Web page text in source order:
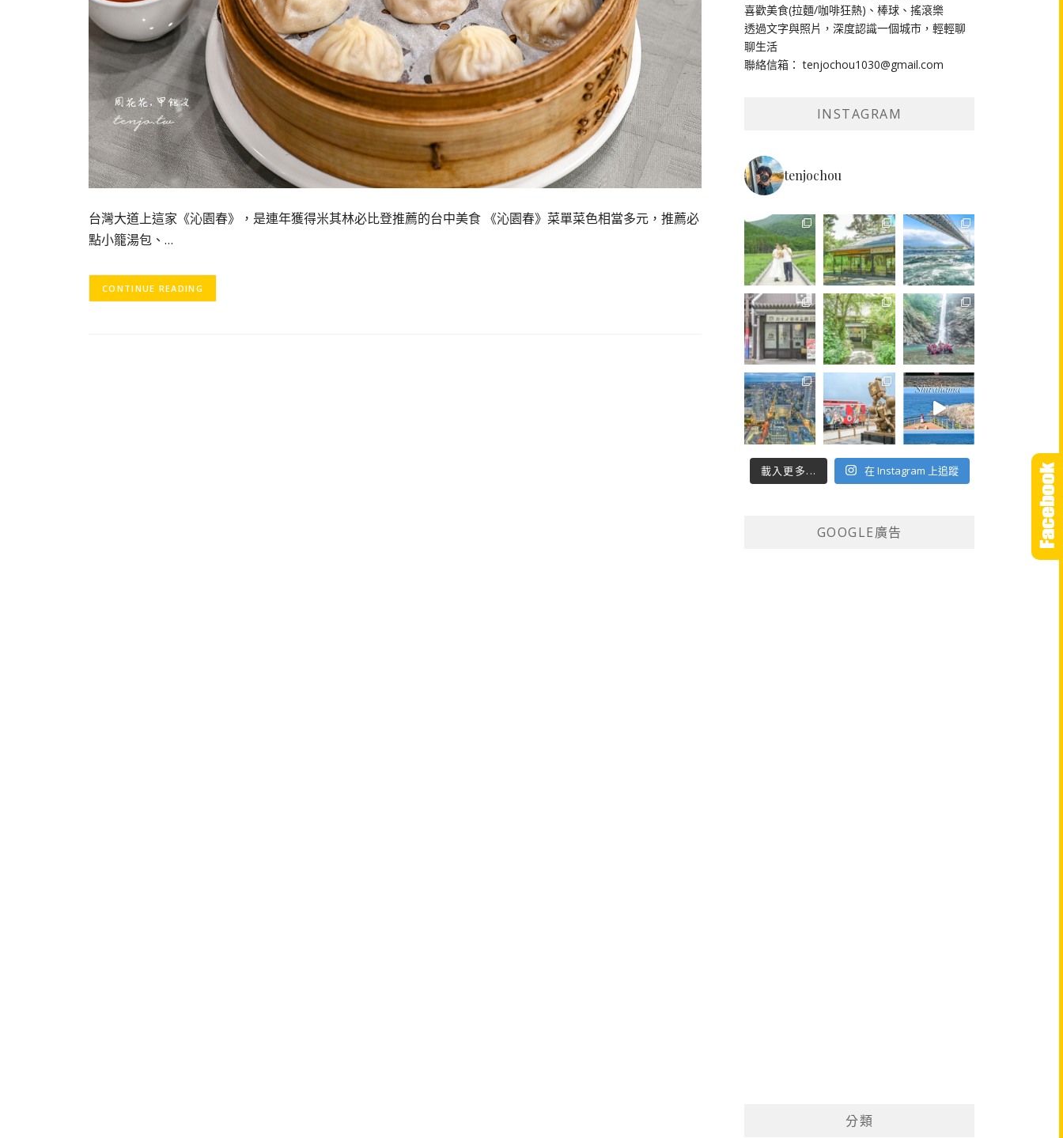
台灣大道上這家《沁園春》，是連年獲得米其林必比登推薦的台中美食 《沁園春》菜單菜色相當多元，推薦必
點小籠湯包、…
CONTINUE READING
喜歡美食(拉麵/咖啡狂熱)、棒球、搖滾樂
透過文字與照片，深度認識一個城市，輕輕聊
聊生活
聯絡信箱： tenjochou1030@gmail.com
INSTAGRAM
tenjochou
載入更多... 在 Instagram 上追蹤
GOOGLE廣告
分類